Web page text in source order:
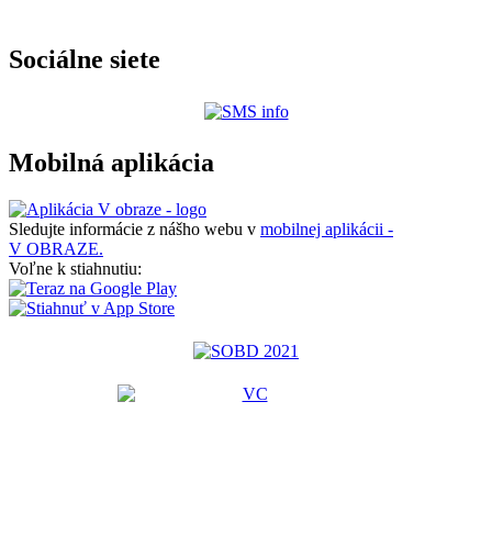
Sociálne siete
Mobilná aplikácia
Sledujte informácie z nášho webu v mobilnej aplikácii -
V OBRAZE.
Voľne k stiahnutiu: